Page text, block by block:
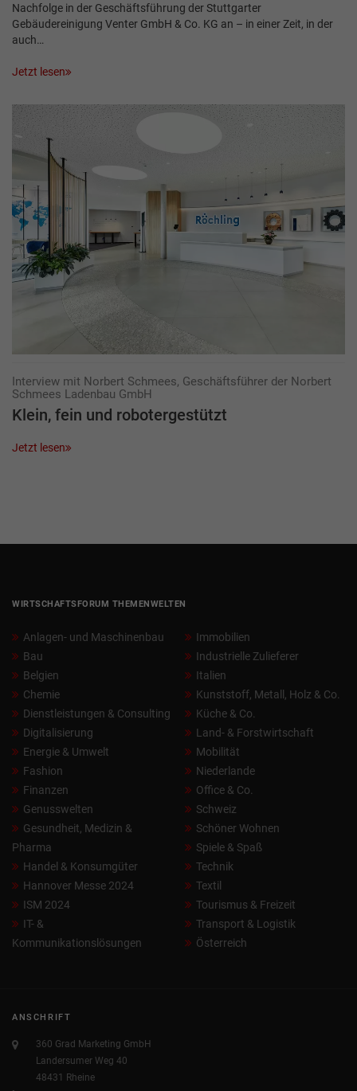
Nachfolge in der Geschäftsführung der Stuttgarter
Gebäudereinigung Venter GmbH & Co. KG an – in einer Zeit, in der
auch…
Jetzt lesen
Interview mit Norbert Schmees, Geschäftsführer der Norbert
Schmees Ladenbau GmbH
Klein, fein und robotergestützt
Jetzt lesen
WIRTSCHAFTSFORUM THEMENWELTEN
Anlagen- und Maschinenbau
Bau
Belgien
Chemie
Dienstleistungen & Consulting
Digitalisierung
Energie & Umwelt
Fashion
Finanzen
Genusswelten
Gesundheit, Medizin &
Pharma
Handel & Konsumgüter
Hannover Messe 2024
ISM 2024
IT- &
Kommunikationslösungen
Immobilien
Industrielle Zulieferer
Italien
Kunststoff, Metall, Holz & Co.
Küche & Co.
Land- & Forstwirtschaft
Mobilität
Niederlande
Office & Co.
Schweiz
Schöner Wohnen
Spiele & Spaß
Technik
Textil
Tourismus & Freizeit
Transport & Logistik
Österreich
ANSCHRIFT
360 Grad Marketing GmbH
Landersumer Weg 40
48431 Rheine